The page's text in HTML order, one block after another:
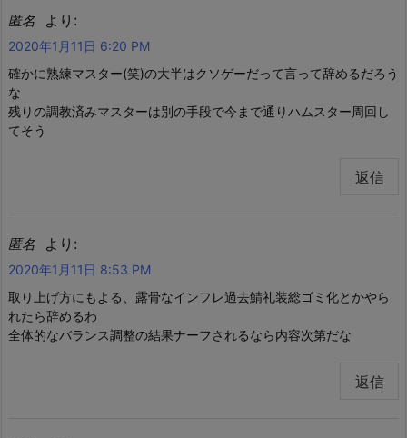
匿名 より:
2020年1月11日 6:20 PM
確かに熟練マスター(笑)の大半はクソゲーだって言って辞めるだろう
な
残りの調教済みマスターは別の手段で今まで通りハムスター周回し
てそう
返信
匿名 より:
2020年1月11日 8:53 PM
取り上げ方にもよる、露骨なインフレ過去鯖礼装総ゴミ化とかやら
れたら辞めるわ
全体的なバランス調整の結果ナーフされるなら内容次第だな
返信